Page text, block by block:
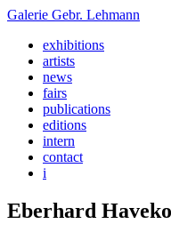
Galerie Gebr. Lehmann
exhibitions
artists
news
fairs
publications
editions
intern
contact
i
Eberhard